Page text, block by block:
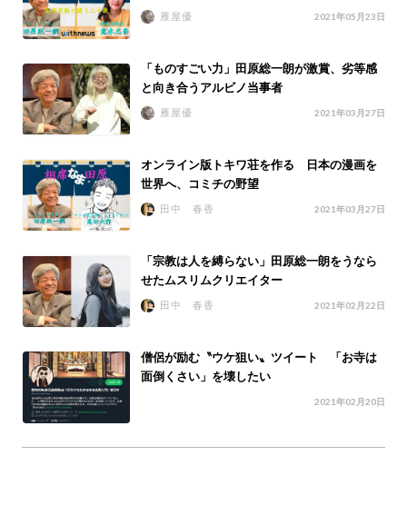
雁屋優 2021年05月23日
「ものすごい力」田原総一朗が激賞、劣等感
と向き合うアルビノ当事者
雁屋優 2021年03月27日
オンライン版トキワ荘を作る 日本の漫画を
世界へ、コミチの野望
田中 春香 2021年03月27日
「宗教は人を縛らない」田原総一朗をうなら
せたムスリムクリエイター
田中 春香 2021年02月22日
僧侶が励む〝ウケ狙い〟ツイート 「お寺は
面倒くさい」を壊したい
2021年02月20日